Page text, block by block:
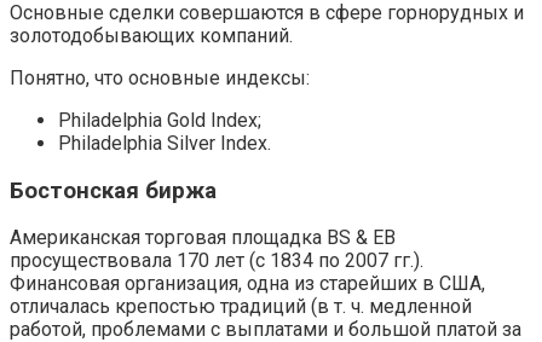
Основные сделки совершаются в сфере горнорудных и
золотодобывающих компаний.
Понятно, что основные индексы:
Philadelphia Gold Index;
Philadelphia Silver Index.
Бостонская биржа
Американская торговая площадка BS & EB
просуществовала 170 лет (с 1834 по 2007 гг.).
Финансовая организация, одна из старейших в США,
отличалась крепостью традиций (в т. ч. медленной
работой, проблемами с выплатами и большой платой за